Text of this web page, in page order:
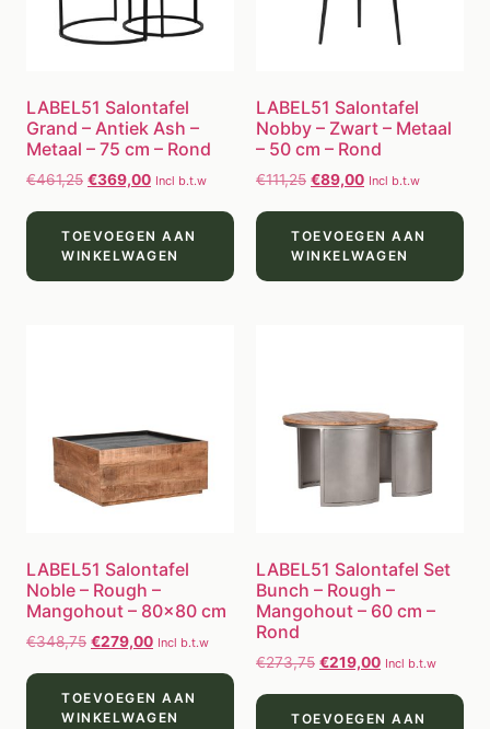
LABEL51 Salontafel
Grand – Antiek Ash –
Metaal – 75 cm – Rond
€461,25 €369,00 Incl b.t.w
TOEVOEGEN AAN
WINKELWAGEN
LABEL51 Salontafel
Nobby – Zwart – Metaal
– 50 cm – Rond
€111,25 €89,00 Incl b.t.w
TOEVOEGEN AAN
WINKELWAGEN
LABEL51 Salontafel
Noble – Rough –
Mangohout – 80×80 cm
€348,75 €279,00 Incl b.t.w
TOEVOEGEN AAN
WINKELWAGEN
LABEL51 Salontafel Set
Bunch – Rough –
Mangohout – 60 cm –
Rond
€273,75 €219,00 Incl b.t.w
TOEVOEGEN AAN